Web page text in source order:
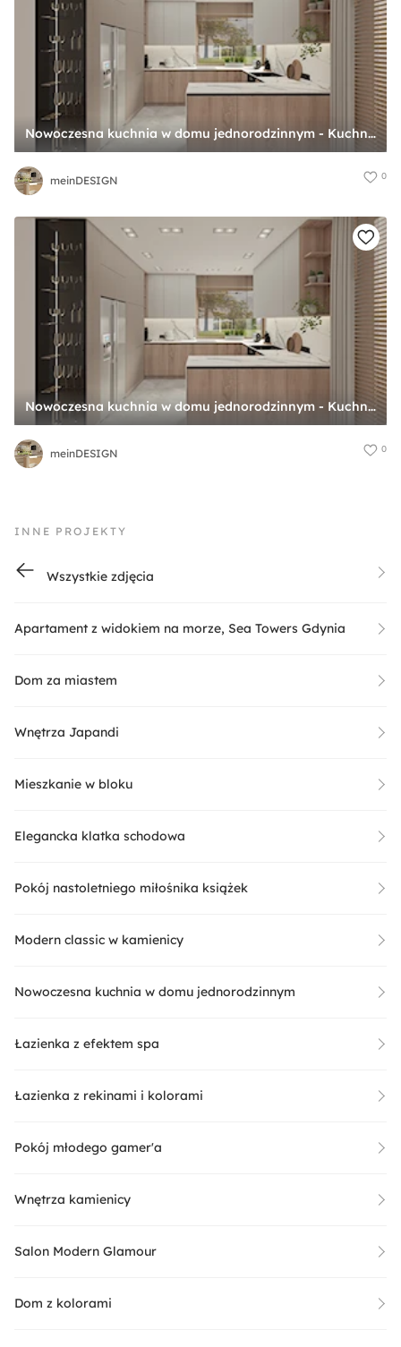
Nowoczesna kuchnia w domu jednorodzinnym - Kuchnia, styl minimalistyczny - zdjęcie od meinDESIGN
meinDESIGN 0
Nowoczesna kuchnia w domu jednorodzinnym - Kuchnia, styl skandynawski - zdjęcie od meinDESIGN
meinDESIGN 0
INNE PROJEKTY
Wszystkie zdjęcia
Apartament z widokiem na morze, Sea Towers Gdynia
Dom za miastem
Wnętrza Japandi
Mieszkanie w bloku
Elegancka klatka schodowa
Pokój nastoletniego miłośnika książek
Modern classic w kamienicy
Nowoczesna kuchnia w domu jednorodzinnym
Łazienka z efektem spa
Łazienka z rekinami i kolorami
Pokój młodego gamer'a
Wnętrza kamienicy
Salon Modern Glamour
Dom z kolorami